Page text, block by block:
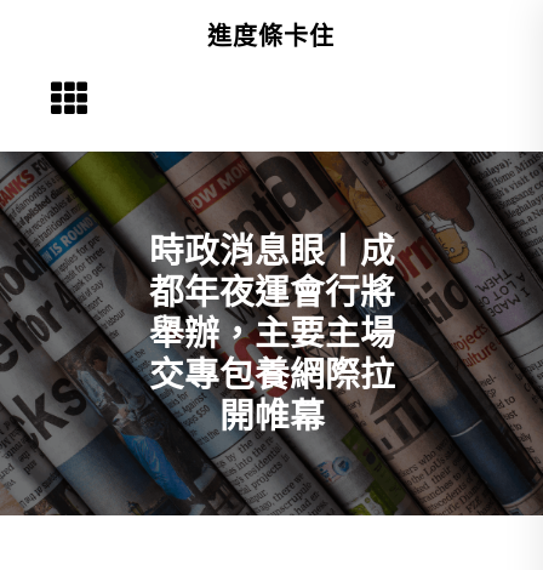
進度條卡住
時政消息眼丨成
都年夜運會行將
舉辦，主要主場
交專包養網際拉
開帷幕